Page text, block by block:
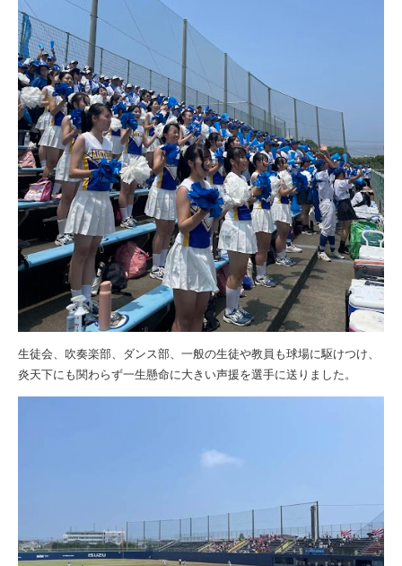
生徒会、吹奏楽部、ダンス部、一般の生徒や教員も球場に駆けつけ、
炎天下にも関わらず一生懸命に大きい声援を選手に送りました。